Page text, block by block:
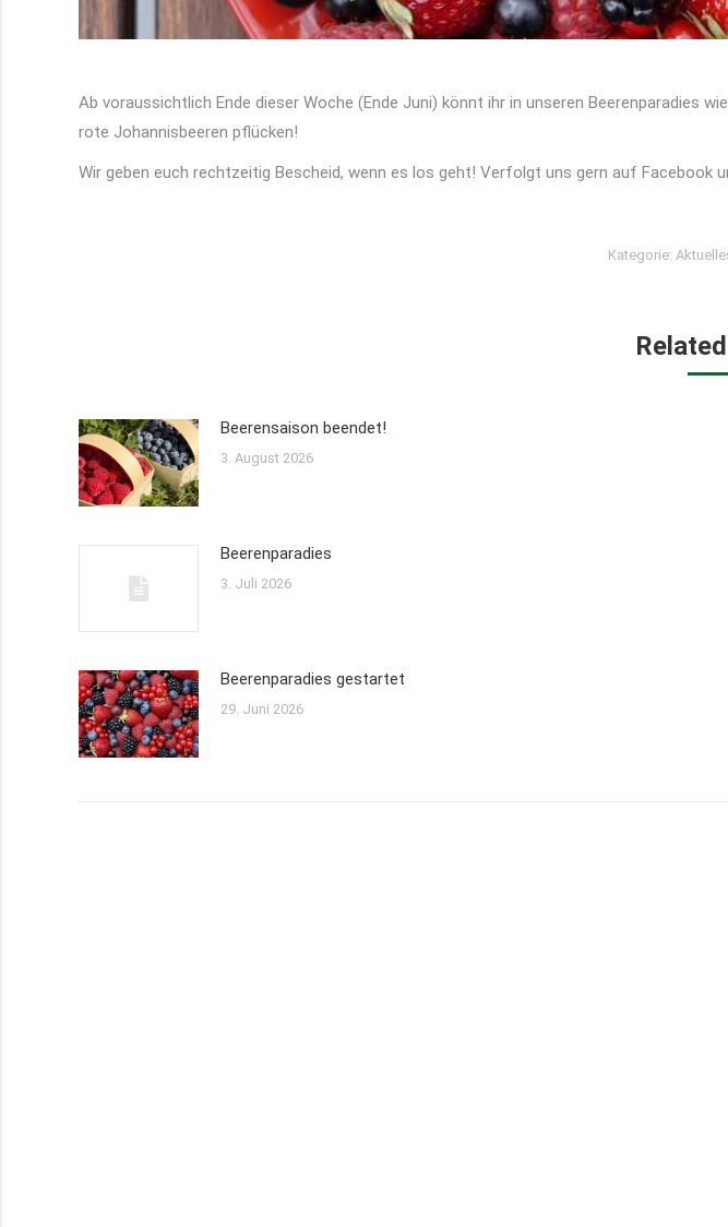
Ab voraussichtlich Ende dieser Woche (Ende Juni) könnt ihr in unseren Beerenparadies
rote Johannisbeeren pflücken!
Wir geben euch rechtzeitig Bescheid, wenn es los geht! Verfolgt uns gern auf Facebook
Kategorie:
Beerensaison beendet!
3. August 2026
Beerenparadies
3. Juli 2026
Beerenparadies gestartet
29. Juni 2026